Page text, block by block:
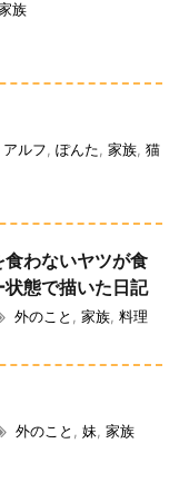
族
アルフ ぽんた 家族 猫
わないヤツが食
状態で描いた日記
外のこと , 家族, 料理
外のこと 妹 家族